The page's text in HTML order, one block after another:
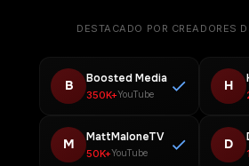
DESTACADO POR CREADORES
B Boosted Media
350K+YouTube
H
M MattMaloneTV
50K+YouTube
D